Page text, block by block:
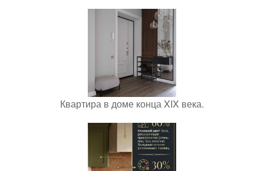
Квартира в доме конца XIX века.